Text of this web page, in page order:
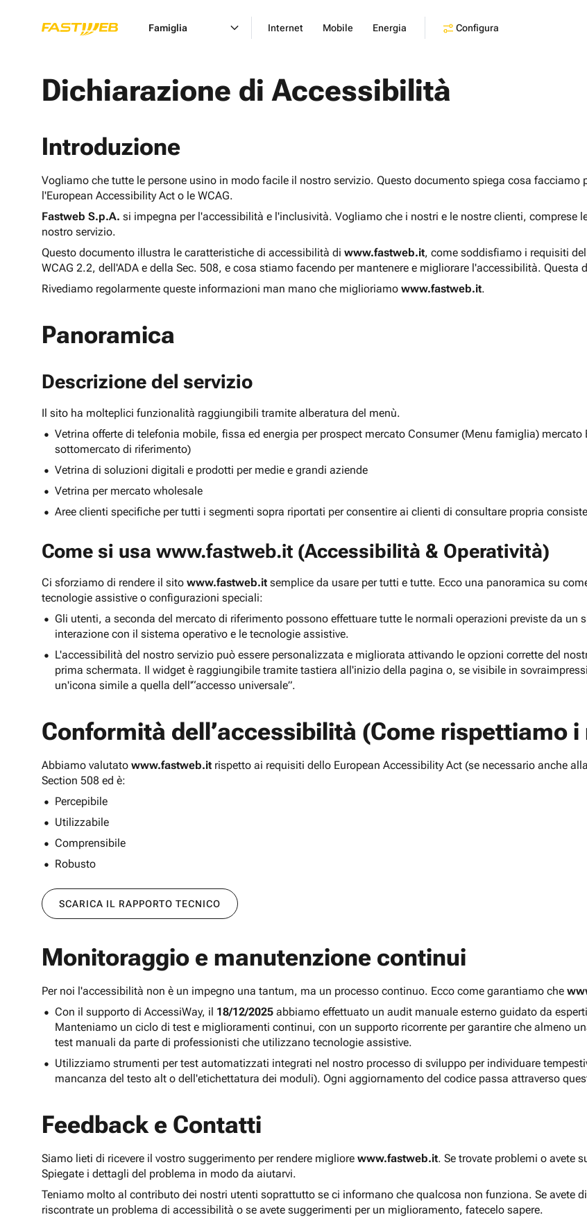
Famiglia Internet Mobile Energia Configura
Dichiarazione di Accessibilità
Introduzione
Vogliamo che tutte le persone usino in modo facile il nostro servizio. Questo documento spiega cosa
l'European Accessibility Act o le WCAG.
Fastweb S.p.A. si impegna per l'accessibilità e l'inclusività. Vogliamo che i nostri e le nostre clienti, comprese
nostro servizio.
Questo documento illustra le caratteristiche di accessibilità di www.fastweb.it, come soddisfiamo i requisiti
WCAG 2.2, dell'ADA e della Sec. 508, e cosa stiamo facendo per mantenere e migliorare l'accessibilità. Questa
Rivediamo regolarmente queste informazioni man mano che miglioriamo www.fastweb.it.
Panoramica
Descrizione del servizio
Il sito ha molteplici funzionalità raggiungibili tramite alberatura del menù.
Vetrina offerte di telefonia mobile, fissa ed energia per prospect mercato Consumer (Menu famiglia)
sottomercato di riferimento)
Vetrina di soluzioni digitali e prodotti per medie e grandi aziende
Vetrina per mercato wholesale
Aree clienti specifiche per tutti i segmenti sopra riportati per consentire ai clienti di consultare propria
Come si usa www.fastweb.it (Accessibilità & Operatività)
Ci sforziamo di rendere il sito www.fastweb.it semplice da usare per tutti e tutte. Ecco una panoramica su
tecnologie assistive o configurazioni speciali:
Gli utenti, a seconda del mercato di riferimento possono effettuare tutte le normali operazioni previste da
interazione con il sistema operativo e le tecnologie assistive.
L'accessibilità del nostro servizio può essere personalizzata e migliorata attivando le opzioni corrette del
prima schermata. Il widget è raggiungibile tramite tastiera all'inizio della pagina o, se visibile in
un'icona simile a quella dell'“accesso universale”.
Conformità dell’accessibilità (Come rispettiamo
Abbiamo valutato www.fastweb.it rispetto ai requisiti dello European Accessibility Act (se necessario anche
Section 508 ed è:
Percepibile
Utilizzabile
Comprensibile
Robusto
SCARICA IL RAPPORTO TECNICO
Monitoraggio e manutenzione continui
Per noi l'accessibilità non è un impegno una tantum, ma un processo continuo. Ecco come garantiamo che
Con il supporto di AccessiWay, il 18/12/2025 abbiamo effettuato un audit manuale esterno guidato da
Manteniamo un ciclo di test e miglioramenti continui, con un supporto ricorrente per garantire che almeno
test manuali da parte di professionisti che utilizzano tecnologie assistive.
Utilizziamo strumenti per test automatizzati integrati nel nostro processo di sviluppo per individuare
mancanza del testo alt o dell'etichettatura dei moduli). Ogni aggiornamento del codice passa attraverso
Feedback e Contatti
Siamo lieti di ricevere il vostro suggerimento per rendere migliore www.fastweb.it. Se trovate problemi o avete
Spiegate i dettagli del problema in modo da aiutarvi.
Teniamo molto al contributo dei nostri utenti soprattutto se ci informano che qualcosa non funziona. Se avete
riscontrate un problema di accessibilità o se avete suggerimenti per un miglioramento, fatecelo sapere.